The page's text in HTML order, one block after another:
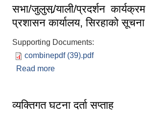
सभा/जुलुस/र्‍याली/प्रदर्शन
प्रशासन कार्यालय, सिरहाको
Supporting Documents:
combinepdf (39).pdf
Read more
व्यक्तिगत घटना दर्ता सप्ताह